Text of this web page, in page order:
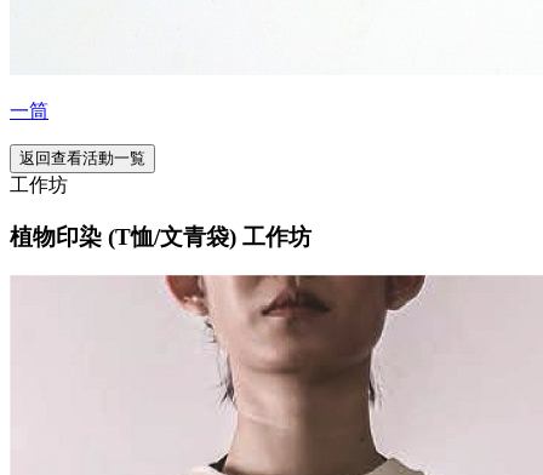
一筒
返回查看活動一覧
工作坊
植物印染 (T恤/文青袋) 工作坊